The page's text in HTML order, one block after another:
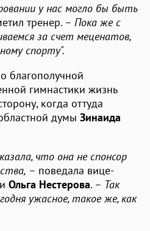
у нас могло бы быть
тренер. – Пока же с
за счет меценатов,
спорту".
благополучной
гимнастики жизнь
когда оттуда
думы Зинаида
что она не спонсор
– поведала вице-
Ольга Нестерова. – Так
ужасное, такое же, как